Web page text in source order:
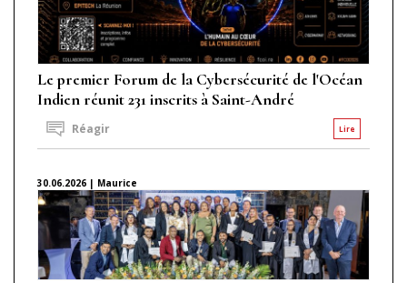
Le premier Forum de la Cybersécurité de l'Océan
Indien réunit 231 inscrits à Saint-André
Lire
Réagir
30.06.2026 | Maurice